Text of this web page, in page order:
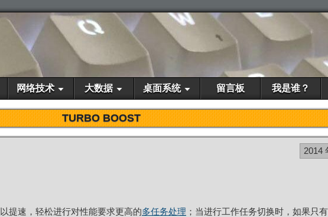
网络技术 大数据 桌面系统 留言板 我是谁？
TURBO BOOST
2014
以提速，轻松进行对性能要求更高的多任务处理 ；当进行工作任务切换时，如果只